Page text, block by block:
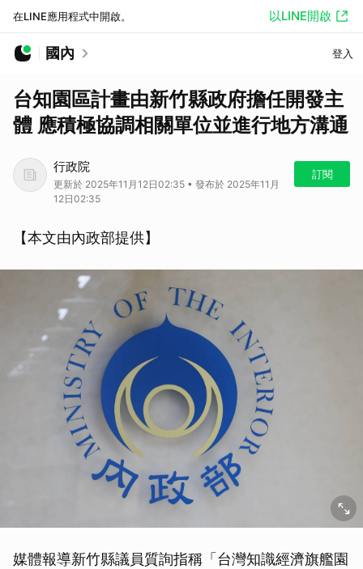
在LINE應用程式中開啟。 以LINE開啟
國內 登入
台知園區計畫由新竹縣政府擔任開發主
體 應積極協調相關單位並進行地方溝通
行政院
更新於 2025年11月12日02:35 • 發布於 2025年11月
12日02:35
訂閱
【本文由內政部提供】
媒體報導新竹縣議員質詢指稱「台灣知識經濟旗艦園